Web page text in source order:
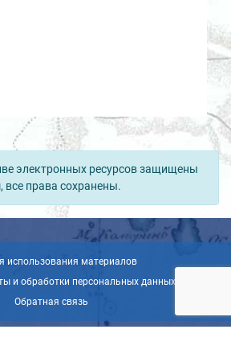
электронных ресурсов защищены
права сохранены.
использования материалов
и обработки персональных данных
Обратная связь